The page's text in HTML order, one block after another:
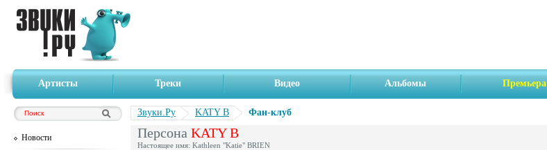
Артисты Треки Видео Альбомы Премьера
Новости
Звуки.Ру KATY B Фан-клуб
Персона KATY B
Настоящее имя: Kathleen "Katie" BRIEN